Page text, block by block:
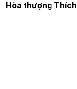
Hòa thượng